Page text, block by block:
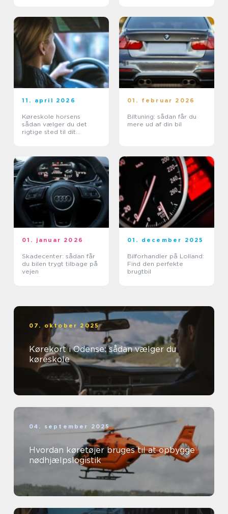
11. april 2026
Køreskole horsens
sådan vælger du det
rigtige sted til dit
01. februar 2026
Biltuning: sådan får du
mere ud af din bil
01. januar 2026
Skadecenter: sådan får
du bilen trygt tilbage på
vejen
01. december 2025
Bilforhandler på Lolland:
Find den perfekte
brugtbil
07. oktober 2025
Kørekort i Odense: sådan vælger du
køreskole
04. september 2025
Hvordan køretøjer bruges til at opbygge
nødhjælpslogistik